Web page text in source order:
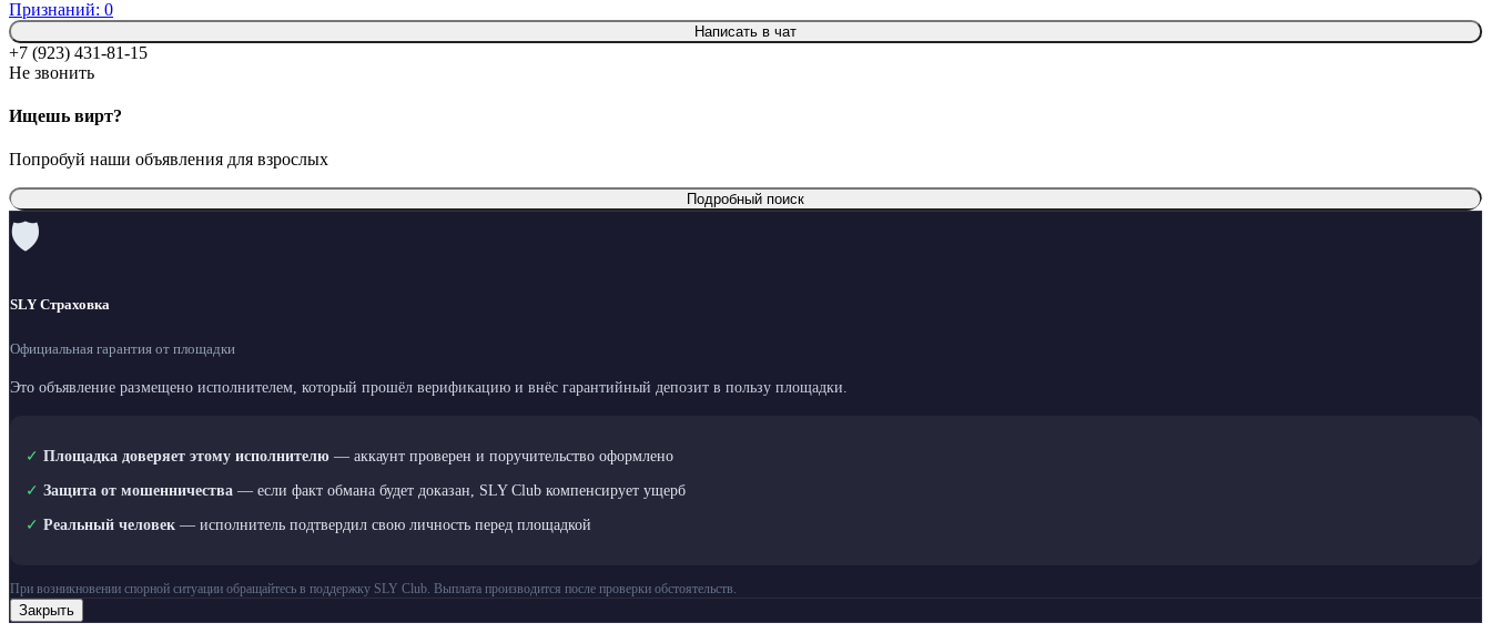
Признаний: 0
Написать в чат
+7 (923) 431-81-15
Не звонить
Ищешь вирт?
Попробуй наши объявления для взрослых
Подробный поиск
🛡
SLY Страховка
Официальная гарантия от площадки
Это объявление размещено исполнителем, который прошёл верификацию и внёс гарантийный депозит в пользу площадки.
✓ Площадка доверяет этому исполнителю — аккаунт проверен и поручительство оформлено
✓ Защита от мошенничества — если факт обмана будет доказан, SLY Club компенсирует ущерб
✓ Реальный человек — исполнитель подтвердил свою личность перед площадкой
При возникновении спорной ситуации обращайтесь в поддержку SLY Club. Выплата производится после проверки обстоятельств.
Закрыть